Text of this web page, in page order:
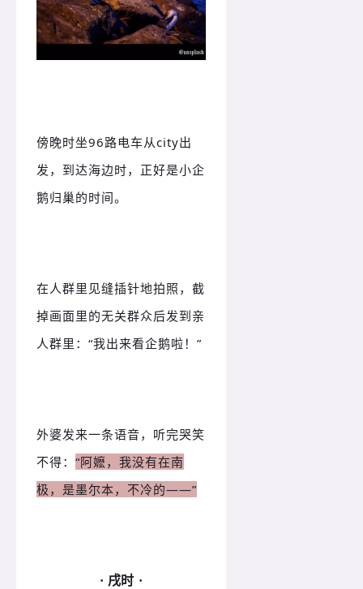
傍晚时坐96路电车从city出
发，到达海边时，正好是小企
鹅归巢的时间。
在人群里见缝插针地拍照，截
掉画面里的无关群众后发到亲
人群里： “我出来看企鹅啦！ ”
外婆发来一条语音，听完哭笑
不得： “阿嬷，我没有在南
极，是墨尔本，不冷的——”
· 戌时 ·